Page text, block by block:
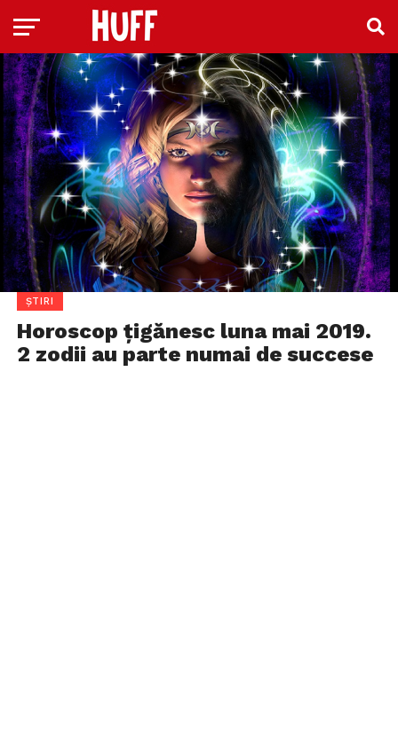
ȘTIRI
Horoscop țigănesc luna mai 2019.
2 zodii au parte numai de succese